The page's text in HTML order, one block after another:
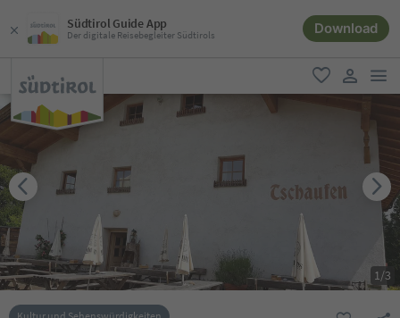
Südtirol Guide App
Der digitale Reisebegleiter Südtirols Download
favorit
user link
1/3